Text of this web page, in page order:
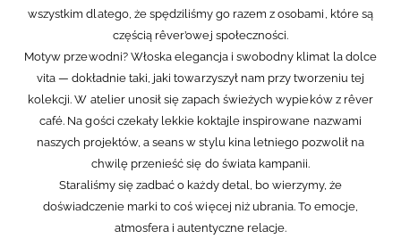
wszystkim dlatego, że spędziliśmy go razem z osobami, które są
częścią rêver’owej społeczności.
Motyw przewodni? Włoska elegancja i swobodny klimat la dolce
vita — dokładnie taki, jaki towarzyszył nam przy tworzeniu tej
kolekcji. W atelier unosił się zapach świeżych wypieków z rêver
café. Na gości czekały lekkie koktajle inspirowane nazwami
naszych projektów, a seans w stylu kina letniego pozwolił na
chwilę przenieść się do świata kampanii.
Staraliśmy się zadbać o każdy detal, bo wierzymy, że
doświadczenie marki to coś więcej niż ubrania. To emocje,
atmosfera i autentyczne relacje.